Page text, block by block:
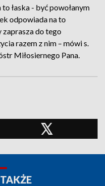
łaska - być powołanym
odpowiada na to
zaprasza do tego
razem z nim – mówi s.
Miłosiernego Pana.